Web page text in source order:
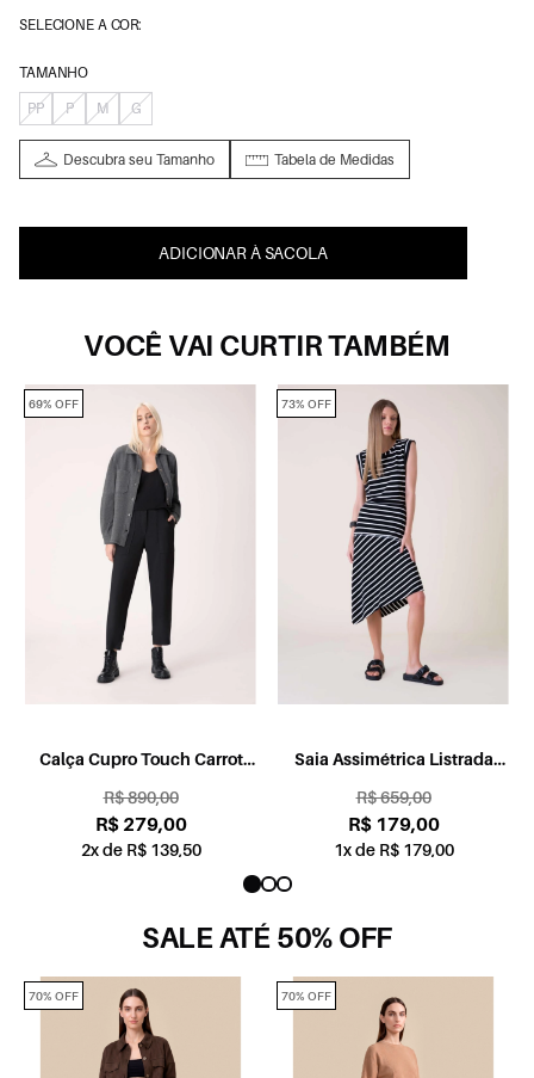
SELECIONE A COR:
TAMANHO
PP
P M G
Descubra seu Tamanho Tabela de Medidas
ADICIONAR À SACOLA
VOCÊ VAI CURTIR TAMBÉM
Calça Cupro Touch Carrot
R$ 890,00
R$ 279,00
2x de R$ 139,50
69% OFF
Saia Assimétrica Listrada
R$ 659,00
R$ 179,00
1x de R$ 179,00
73% OFF
SALE ATÉ 50% OFF
70% OFF 70% OFF